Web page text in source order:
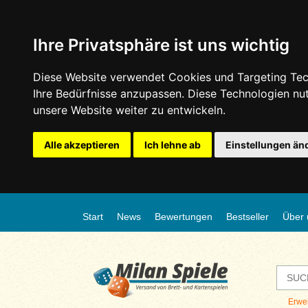
Ihre Privatsphäre ist uns wichtig
Diese Website verwendet Cookies und Targeting
Ihre Bedürfnisse anzupassen. Diese Technologien
unsere Website weiter zu entwickeln.
Alle akzeptieren Ich lehne ab Einstellungen
Start News Bewertungen Bestseller Über